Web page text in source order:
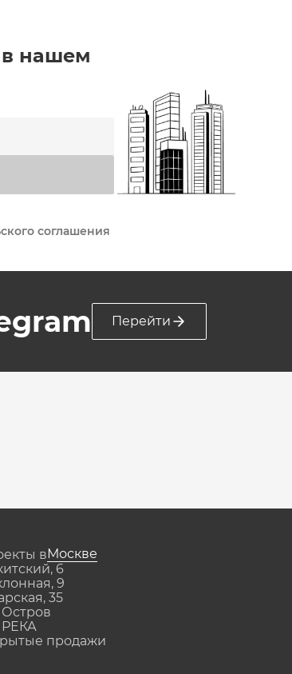
в нашем
соглашения
Перейти
вМоскве
6
9
35
продажи